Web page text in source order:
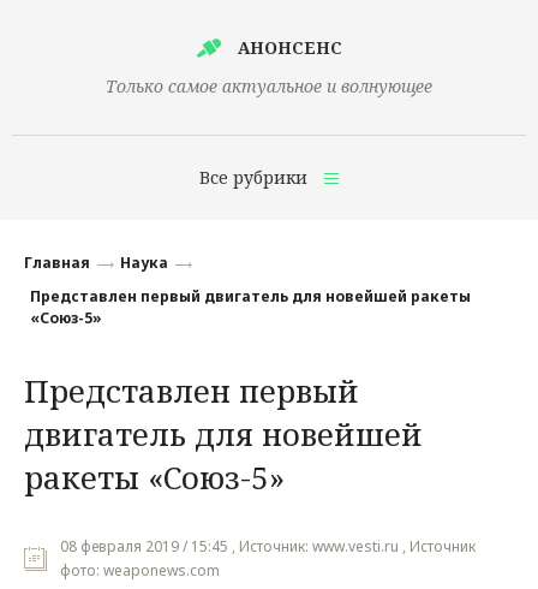
АНОНСЕНС
Только самое актуальное и волнующее
Все рубрики
Финансы
Наука
Культура
Общество
Мнения
Главная
Наука
Представлен первый двигатель для новейшей ракеты
«Союз-5»
Представлен первый
двигатель для новейшей
ракеты «Союз-5»
08 февраля 2019 / 15:45 , Источник: www.vesti.ru , Источник
фото: weaponews.com